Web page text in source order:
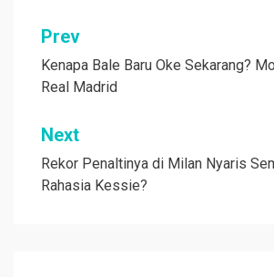
Navigasi
pos
Prev
Kenapa Bale Baru Oke Sekarang?
Real Madrid
Next
Rekor Penaltinya di Milan Nyaris
Rahasia Kessie?